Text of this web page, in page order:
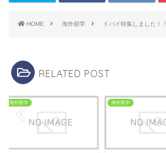
HOME 海外留学 ドバイ特集しました！！
RELATED POST
海外留学